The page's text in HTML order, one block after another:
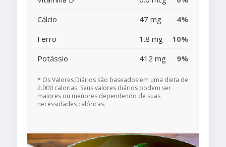
Cálcio
47 mg
4%
Ferro
1.8 mg
10%
Potássio
412 mg 9%
* Os Valores Diários são baseados em uma dieta de
2.000 calorias. Seus valores diários podem ser
maiores ou menores dependendo de suas
necessidades calóricas.